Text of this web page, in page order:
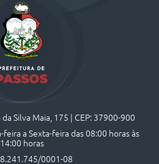
Silva Maia, 175 | CEP: 37900-900
a Sexta-feira das 08:00 horas às
14:00 horas
0001-08